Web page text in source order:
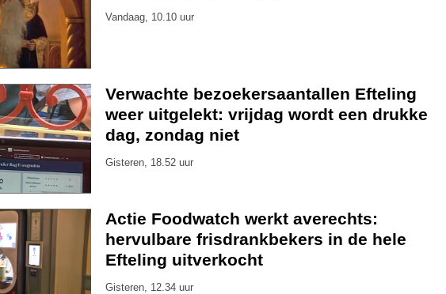
Vandaag, 10.10 uur
Verwachte bezoekersaantallen Efteling
weer uitgelekt: vrijdag wordt een drukke
dag, zondag niet
Gisteren, 18.52 uur
Actie Foodwatch werkt averechts:
hervulbare frisdrankbekers in de hele
Efteling uitverkocht
Gisteren, 12.34 uur